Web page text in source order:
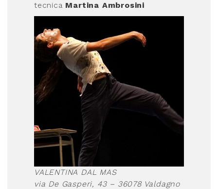
tecnica Martina Ambrosini
VALENTINA DAL MAS
via De Gasperi, 43 – 36078 Valdagno